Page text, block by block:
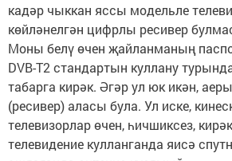
кадәр чыккан яссы модельле
көйләнелгән цифрлы ресивер
Моны белү өчен җайланманың
DVB-T2 стандартын куллану
табарга кирәк. Әгәр ул юк икән,
(ресивер) аласы була. Ул иске,
телевизорлар өчен, һичшиксез,
телевидение кулланганда яисә